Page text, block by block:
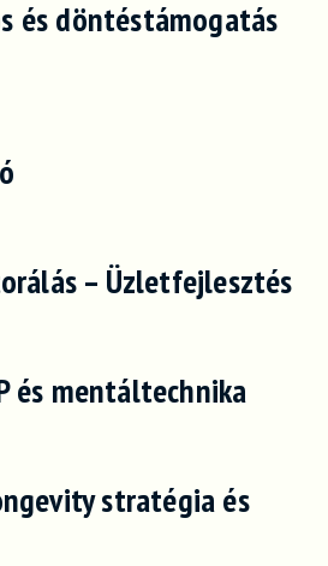
és döntéstámogatás
– Üzletfejlesztés
és mentáltechnika
stratégia és